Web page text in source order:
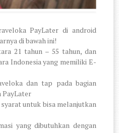
PayLater di android
di bawah ini!
21 tahun – 55 tahun, dan
Indonesia yang memiliki E-
dan tap pada bagian
PayLater
untuk bisa melanjutkan
yang dibutuhkan dengan